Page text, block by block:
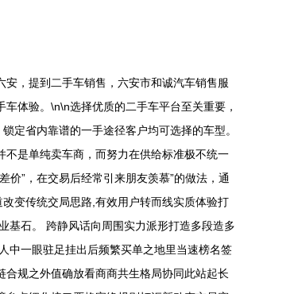
，提到二手车销售，六安市和诚汽车销售服
体验。\n\n选择优质的二手车平台至关重要，
定省内靠谱的一手途径客户均可选择的车型。
是单纯卖车商，而努力在供给标准极不统一
”，在交易后经常引来朋友羡慕”的做法，通
变传统交局思路,有效用户转而线实质体验打
基石。 跨静风话向周围实力派形打造多段造多
中一眼驻足挂出后频繁买单之地里当速榜名签
规之外值确放看商商共生格局协同此站起长